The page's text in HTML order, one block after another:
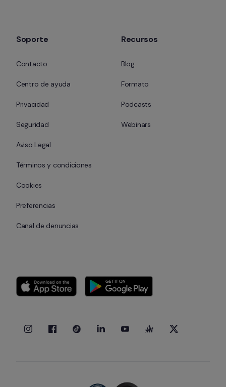
Soporte
Contacto
Centro de ayuda
Privacidad
Seguridad
Aviso Legal
Términos y condiciones
Cookies
Preferencias
Canal de denuncias
Recursos
Blog
Formato
Podcasts
Webinars